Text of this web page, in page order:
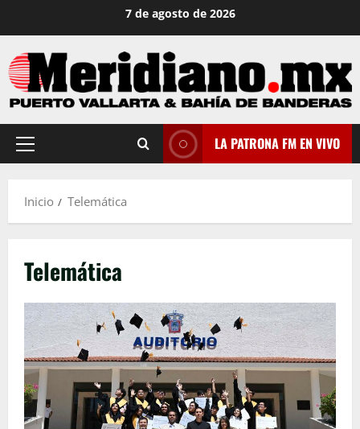
contenido
7 de agosto de 2026
Menú
LA PATRONA FM EN VIVO
Inicio Telemática
Telemática